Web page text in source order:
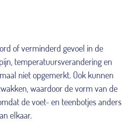
of verminderd gevoel in de
temperatuursverandering en
niet opgemerkt. Ook kunnen
waardoor de vorm van de
de voet- en teenbotjes anders
elkaar.